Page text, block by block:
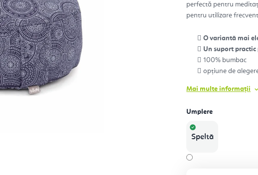
stele.
perfectă pentru
pentru utilizare
O variantă mai
Un suport
100% bumbac
opțiune de
Mai multe informații
Umplere
Speltă